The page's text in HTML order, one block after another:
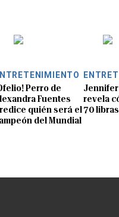
Perro de
Fuentes
quién será el
del Mundial
revela
70 libras